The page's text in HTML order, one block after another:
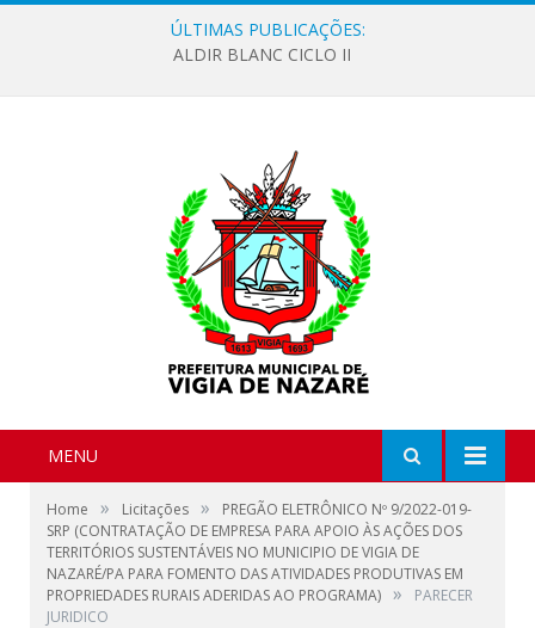
ÚLTIMAS PUBLICAÇÕES:
ALDIR BLANC CICLO II
MENU
Home » Licitações »
PREGÃO ELETRÔNICO Nº 9/2022-019-
SRP (CONTRATAÇÃO DE EMPRESA PARA APOIO ÀS AÇÕES DOS
TERRITÓRIOS SUSTENTÁVEIS NO MUNICIPIO DE VIGIA DE
NAZARÉ/PA PARA FOMENTO DAS ATIVIDADES PRODUTIVAS EM
PROPRIEDADES RURAIS ADERIDAS AO PROGRAMA) »
PARECER
JURIDICO